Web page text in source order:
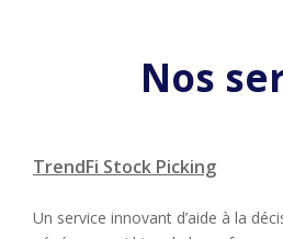
Nos
TrendFi Stock Picking
Un service innovant d’aide à la